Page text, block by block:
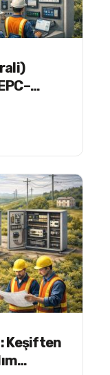
Keşiften